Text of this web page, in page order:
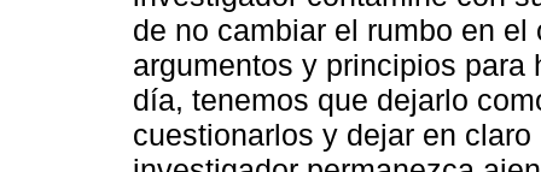
de no cambiar el rumbo en
argumentos y principios
día, tenemos que dejarlo
cuestionarlos y dejar en